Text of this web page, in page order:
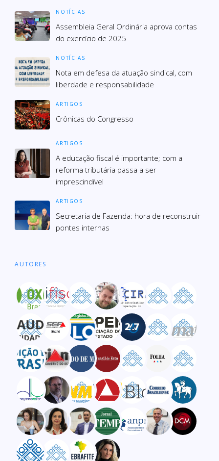
NOTÍCIAS
Assembleia Geral Ordinária aprova contas
do exercício de 2025
NOTÍCIAS
Nota em defesa da atuação sindical, com
liberdade e responsabilidade
ARTIGOS
Crônicas do Congresso
ARTIGOS
A educação fiscal é importante; com a
reforma tributária passa a ser
imprescindível
ARTIGOS
Secre­ta­ria de Fazenda: hora de recons­truir
pon­tes inter­nas
AUTORES